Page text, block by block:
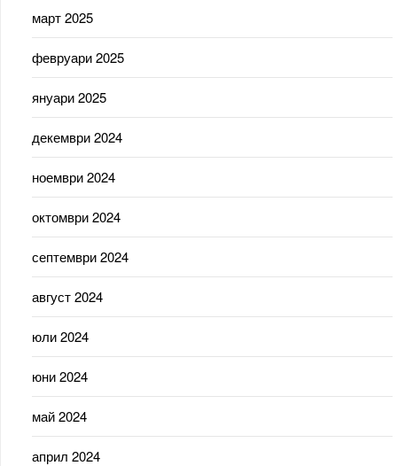
март 2025
февруари 2025
януари 2025
декември 2024
ноември 2024
октомври 2024
септември 2024
август 2024
юли 2024
юни 2024
май 2024
април 2024